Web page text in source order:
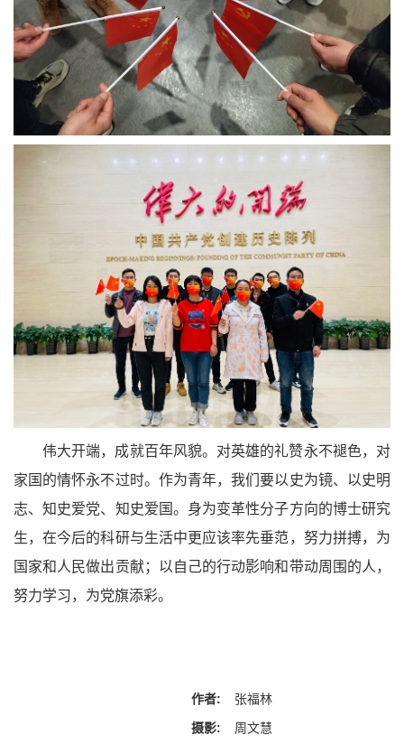
伟大开端，成就百年风貌。对英雄的礼赞永不褪色，对
家国的情怀永不过时。作为青年，我们要以史为镜、以史明
志、知史爱党、知史爱国。身为变革性分子方向的博士研究
生，在今后的科研与生活中更应该率先垂范，努力拼搏，为
国家和人民做出贡献；以自己的行动影响和带动周围的人，
努力学习，为党旗添彩。
作者:
张福林
摄影:
周文慧